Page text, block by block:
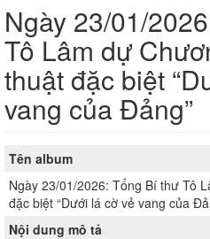
Ngày 23/01/
Tô Lâm dự
thuật đặc biệt
vang của Đảng”
Tên album
Ngày 23/01/2026: Tổng Bí thư Tô
đặc biệt “Dưới lá cờ vẻ vang của
Nội dung mô tả